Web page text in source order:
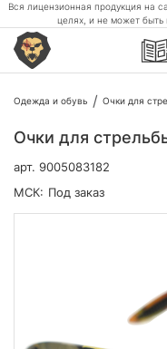
Вся лицензионная продукция на
целях, и не может быть
Одежда и обувь Очки для
Очки для
арт. 9005083182
МСК: Под заказ